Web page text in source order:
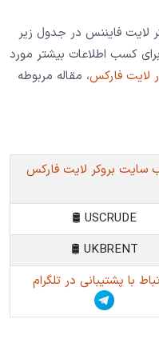
لایت فایننس در جدول زیر
کسب اطلاعات بیشتر مورد
لایت فارکس، مقاله مربوطه
سایت بروکر لایت فارکس
USCRUDE 🛢️
UKBRENT 🛢️
با پشتیبانی در تلگرام